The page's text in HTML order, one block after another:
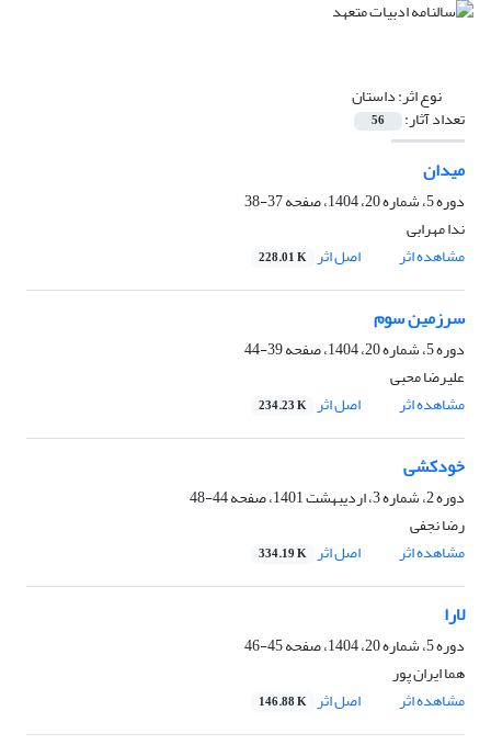
نوع اثر:داستان
تعداد آثار: 56
میدان
دوره 5، شماره 20، 1404، صفحه
37-38
ندا مهرابی
مشاهده اثر
اصل اثر 228.01 K
سرزمین سوم
دوره 5، شماره 20، 1404، صفحه
39-44
علیرضا محبی
مشاهده اثر
اصل اثر 234.23 K
خودکشی
دوره 2، شماره 3، اردیبهشت 1401، صفحه
44-48
رضا نجفی
مشاهده اثر
اصل اثر 334.19 K
لارا
دوره 5، شماره 20، 1404، صفحه
45-46
هما ایران پور
مشاهده اثر
اصل اثر 146.88 K